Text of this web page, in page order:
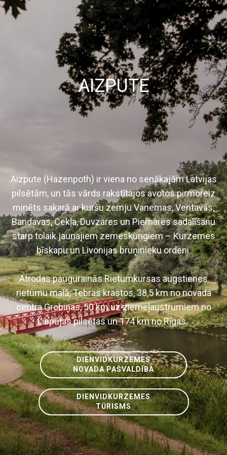
AIZPUTE
Aizpute (Hazenpoth) ir viena no senākajām Latvijas
pilsētām, un tās vārds rakstītajos avotos pirmoreiz
minēts sakarā ar kuršu zemju Vanemas, Ventavas,
Bandavas, Cekļa, Duvzares un Piemares sadalīšanu
starp tolaik jaunajiem zemeskungiem – Kurzemes
bīskapu un Livonijas bruņinieku ordeni.
Atrodas paugurainās Rietumkursas augstienes
rietumu malā, Tebras krastos, 38,5 km no novada
centra Grobiņas, 50 km uz ziemeļaustrumiem no
Liepājas pilsētas un 174 km no Rīgas.
DIENVIDKURZEMES
NOVADA PAŠVALDĪBA
DIENVIDKURZEMES
TŪRISMS